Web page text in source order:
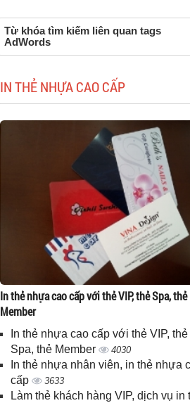
Từ khóa tìm kiếm liên quan tags
AdWords
IN THẺ NHỰA CAO CẤP
In thẻ nhựa cao cấp với thẻ VIP, thẻ Spa, thẻ
Member
In thẻ nhựa cao cấp với thẻ VIP, thẻ
Spa, thẻ Member
4030
In thẻ nhựa nhân viên, in thẻ nhựa
cấp
3633
Làm thẻ khách hàng VIP, dịch vụ in